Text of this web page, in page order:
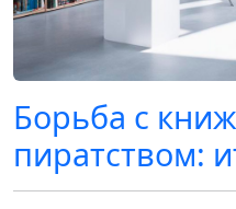
Борьба с
пиратством: